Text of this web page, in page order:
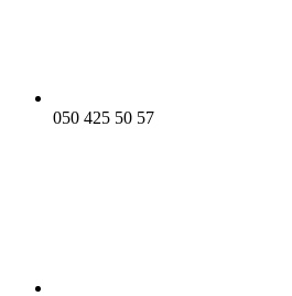
050 425 50 57